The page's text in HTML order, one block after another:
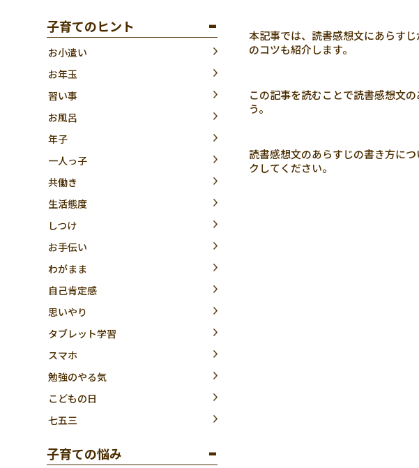
子育てのヒント
お小遣い
お年玉
習い事
お風呂
年子
一人っ子
共働き
生活態度
しつけ
お手伝い
わがまま
自己肯定感
思いやり
タブレット学習
スマホ
勉強のやる気
こどもの日
七五三
子育ての悩み
本記事では、読書感想文にあらす
のコツも紹介します。
この記事を読むことで読書感想文
う。
読書感想文のあらすじの書き方に
クしてください。